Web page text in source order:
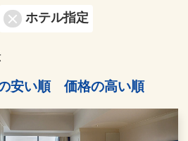
ホテル指定
安い順 価格の高い順